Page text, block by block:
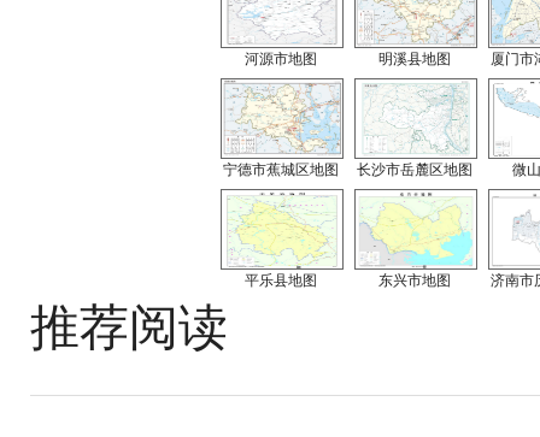
河源市地图 明溪县地图 厦门市
宁德市蕉城区地图 长沙市岳麓区地图 微
平乐县地图 东兴市地图 济南市
推荐阅读